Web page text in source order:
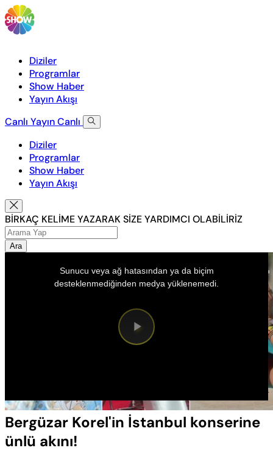
Diziler
Programlar
Show Haber
Yayın Akışı
Canlı YayınCanlı
Diziler
Programlar
Show Haber
Yayın Akışı
BİRKAÇ KELİME YAZARAK SİZE YARDIMCI OLABİLİRİZ
Ara
Videoyu
Sunucu veya ağ hatasından ya da biçim
desteklenmediğinden medya yüklenemedi.
Bergüzar Korel'in İstanbul konserine
ünlü akını!